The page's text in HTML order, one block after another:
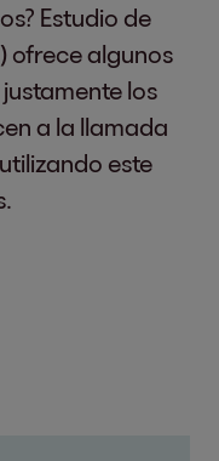
Estudio de
ofrece algunos
los
a la llamada
este